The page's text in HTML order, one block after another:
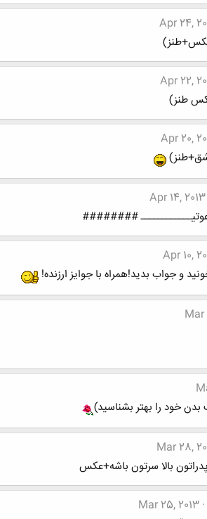
Apr 24,
Apr 22,
طنز)
Apr 20,
Apr 14, 2013
########
Apr 10,
و جواب بدید!همراه با جوایز ارزنده!
Mar
خود را بهتر بشناسید)
Mar 28,
Mar 25, 2013